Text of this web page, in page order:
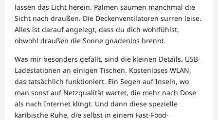
lassen das Licht herein. Palmen säumen manchmal die
Sicht nach draußen. Die Deckenventilatoren surren leise.
Alles ist darauf angelegt, dass du dich wohlfühlst,
obwohl draußen die Sonne gnadenlos brennt.
Was mir besonders gefällt, sind die kleinen Details. USB-
Ladestationen an einigen Tischen. Kostenloses WLAN,
das tatsächlich funktioniert. Ein Segen auf Inseln, wo
man sonst auf Netzqualität wartet, die mehr nach Dose
als nach Internet klingt. Und dann diese spezielle
karibische Ruhe, die selbst in einem Fast-Food-